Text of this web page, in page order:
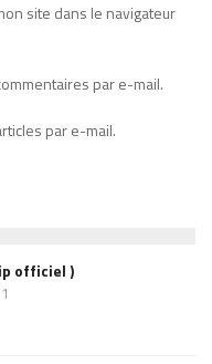
site dans le navigateur
par e-mail.
par e-mail.
officiel )
1